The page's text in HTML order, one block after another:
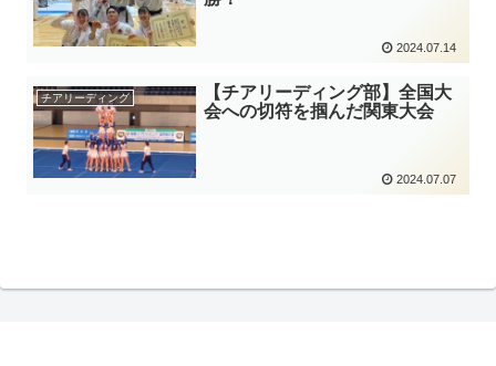
2024.07.14
チアリーディング
【チアリーディング部】全国大
会への切符を掴んだ関東大会
2024.07.07